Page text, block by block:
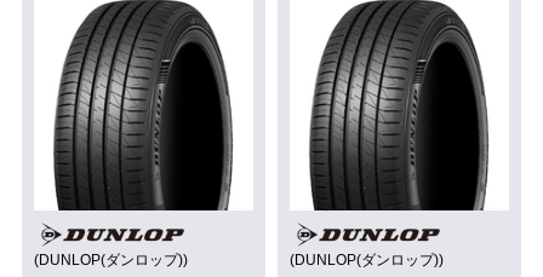
(DUNLOP(ダンロップ)) (DUNLOP(ダンロップ))